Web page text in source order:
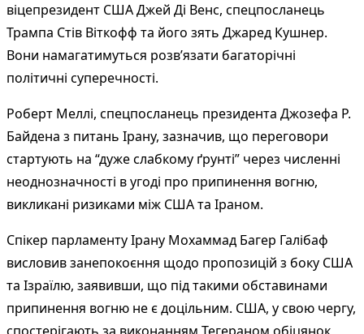
віцепрезидент США Джей Ді Венс, спецпосланець
Трампа Стів Віткофф та його зять Джаред Кушнер.
Вони намагатимуться розв’язати багаторічні
політичні суперечності.
Роберт Меллі, спецпосланець президента Джозефа Р.
Байдена з питань Ірану, зазначив, що переговори
стартують на “дуже слабкому ґрунті” через численні
неоднозначності в угоді про припинення вогню,
викликані ризиками між США та Іраном.
Спікер парламенту Ірану Мохаммад Багер Галібаф
висловив занепокоєння щодо пропозицій з боку США
та Ізраїлю, заявивши, що під такими обставинами
припинення вогню не є доцільним. США, у свою чергу,